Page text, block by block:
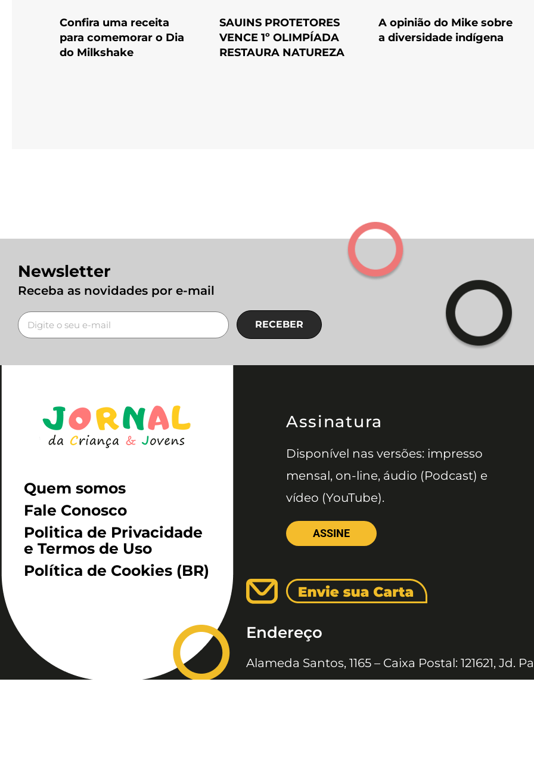
Confira uma receita
para comemorar o Dia
do Milkshake
SAUINS PROTETORES
VENCE 1º OLIMPÍADA
RESTAURA NATUREZA
A opinião do Mike sobre
a diversidade indígena
Newsletter
Receba as novidades por e-mail
RECEBER
Quem somos
Fale Conosco
Politica de Privacidade
e Termos de Uso
Política de Cookies (BR)
Assinatura
Disponível nas versões: impresso
mensal, on-line, áudio (Podcast) e
vídeo (YouTube).
ASSINE
Endereço
Alameda Santos, 1165 – Caixa Postal: 121621, Jd.